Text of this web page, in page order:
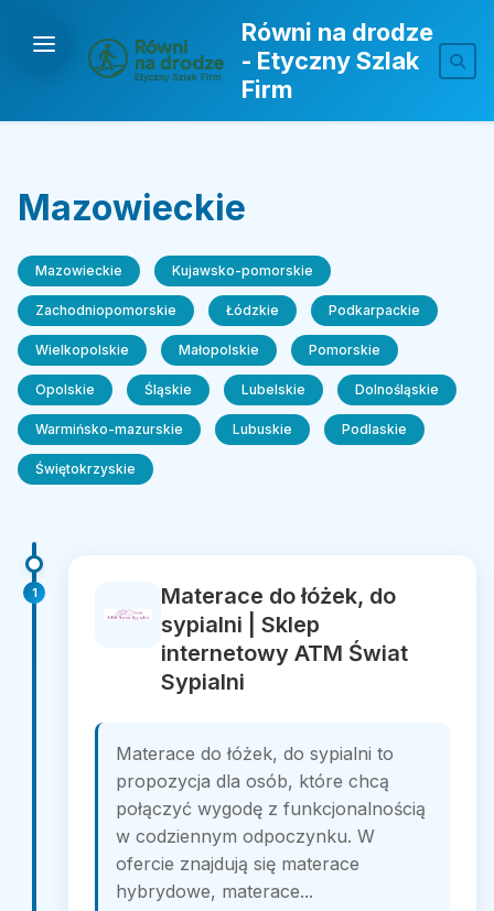
Równi na drodze
- Etyczny Szlak
Firm
Mazowieckie
Mazowieckie Kujawsko-pomorskie
Zachodniopomorskie Łódzkie Podkarpackie
Wielkopolskie Małopolskie Pomorskie
Opolskie Śląskie Lubelskie Dolnośląskie
Warmińsko-mazurskie Lubuskie Podlaskie
Świętokrzyskie
1
Materace do łóżek, do
sypialni | Sklep
internetowy ATM Świat
Sypialni
Materace do łóżek, do sypialni to
propozycja dla osób, które chcą
połączyć wygodę z funkcjonalnością
w codziennym odpoczynku. W
ofercie znajdują się materace
hybrydowe, materace...